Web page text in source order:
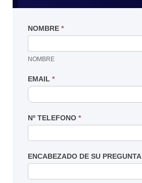
NOMBRE *
NOMBRE
EMAIL *
Nº TELEFONO *
ENCABEZADO DE SU PREGUNTA